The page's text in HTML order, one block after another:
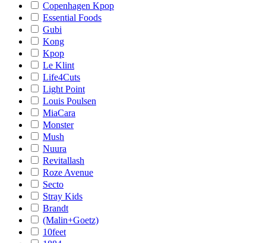
Copenhagen Kpop
Essential Foods
Gubi
Kong
Kpop
Le Klint
Life4Cuts
Light Point
Louis Poulsen
MiaCara
Monster
Mush
Nuura
Revitallash
Roze Avenue
Secto
Stray Kids
Brandt
(Malin+Goetz)
10feet